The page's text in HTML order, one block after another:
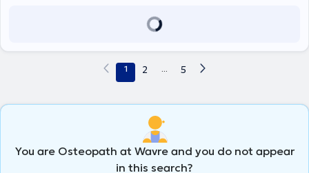
1 2 ... 5
You are Osteopath at Wavre and you do not appear
in this search?